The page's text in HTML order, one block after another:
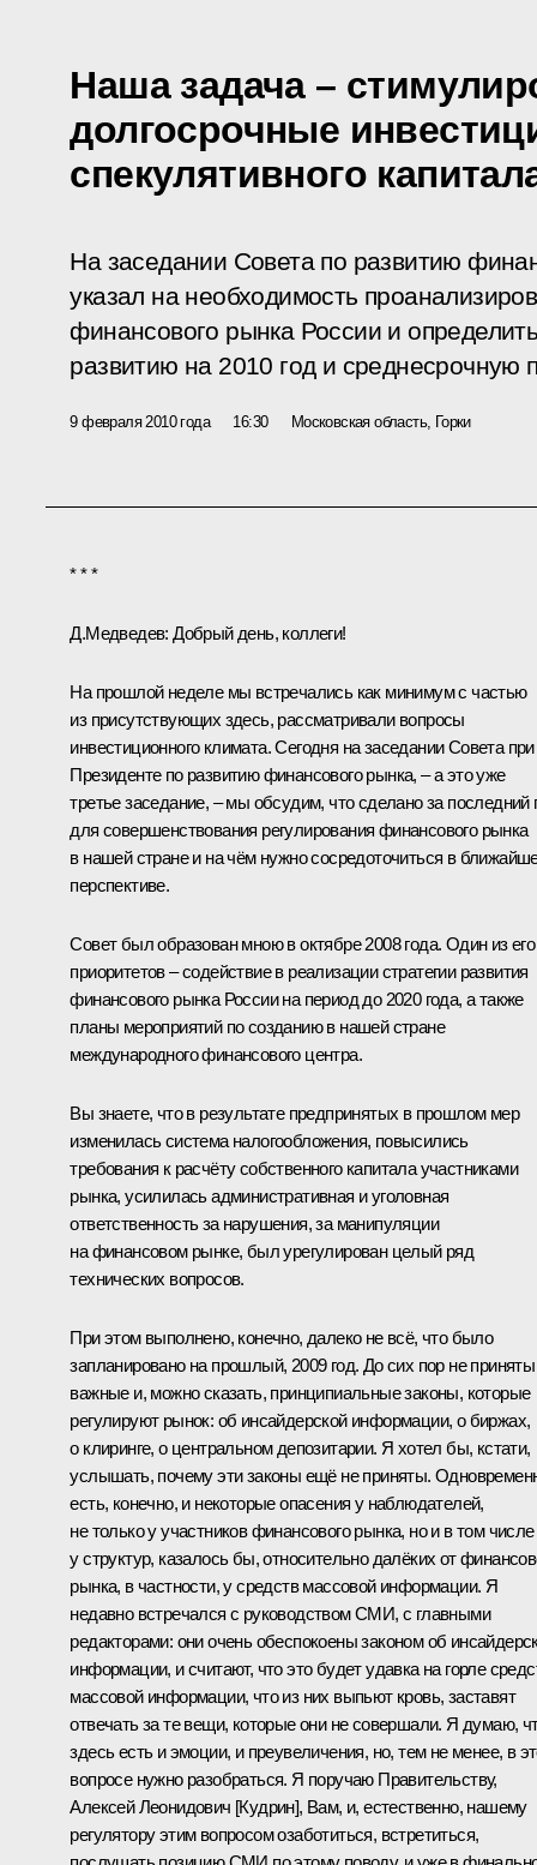
Наша задача –
долгосрочные
спекулятивного
На заседании Совета по развитию
указал на необходимость
финансового рынка России и
развитию на 2010 год и среднесрочную
9 февраля 2010 года 16:30 Московская область, Горки
* * *
Д.Медведев: Добрый день, коллеги!
На прошлой неделе мы встречались как минимум с частью
из присутствующих здесь, рассматривали вопросы
инвестиционного климата. Сегодня на заседании Совета при
Президенте по развитию финансового рынка, – а это уже
третье заседание, – мы обсудим, что сделано за последний
для совершенствования регулирования финансового рынка
в нашей стране и на чём нужно сосредоточиться в
перспективе.
Совет был образован мною в октябре 2008 года. Один из его
приоритетов – содействие в реализации стратегии развития
финансового рынка России на период до 2020 года, а также
планы мероприятий по созданию в нашей стране
международного финансового центра.
Вы знаете, что в результате предпринятых в прошлом мер
изменилась система налогообложения, повысились
требования к расчёту собственного капитала участниками
рынка, усилилась административная и уголовная
ответственность за нарушения, за манипуляции
на финансовом рынке, был урегулирован целый ряд
технических вопросов.
При этом выполнено, конечно, далеко не всё, что было
запланировано на прошлый, 2009 год. До сих пор не приняты
важные и, можно сказать, принципиальные законы, которые
регулируют рынок: об инсайдерской информации, о биржах,
о клиринге, о центральном депозитарии. Я хотел бы, кстати,
услышать, почему эти законы ещё не приняты.
есть, конечно, и некоторые опасения у наблюдателей,
не только у участников финансового рынка, но и в том числе
у структур, казалось бы, относительно далёких от
рынка, в частности, у средств массовой информации. Я
недавно встречался с руководством СМИ, с главными
редакторами: они очень обеспокоены законом об
информации, и считают, что это будет удавка на горле
массовой информации, что из них выпьют кровь, заставят
отвечать за те вещи, которые они не совершали. Я думаю,
здесь есть и эмоции, и преувеличения, но, тем не менее, в
вопросе нужно разобраться. Я поручаю Правительству,
Алексей Леонидович [Кудрин], Вам, и, естественно, нашему
регулятору этим вопросом озаботиться, встретиться,